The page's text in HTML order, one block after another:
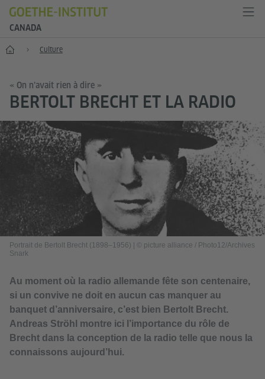
CANADA
Accueil Culture
« On n’avait rien à dire »
BERTOLT BRECHT ET LA RADIO
Portrait de Bertolt Brecht (1898–1956)
© picture alliance / Photo12/Archives
Snark
Au moment où la radio allemande fête son centenaire,
si un convive ne doit en aucun cas manquer au
banquet d’anniversaire, c’est bien Bertolt Brecht.
Andreas Ströhl montre ici l’importance du rôle de
Brecht dans la conception de la radio telle que nous la
connaissons aujourd’hui.